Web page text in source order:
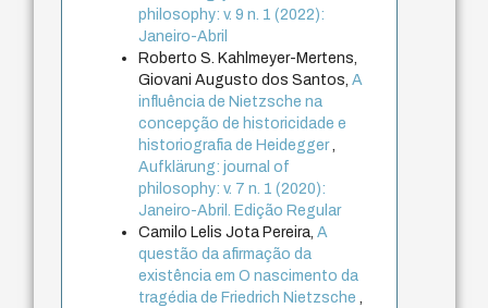
philosophy: v. 9 n. 1 (2022):
Janeiro-Abril
Roberto S. Kahlmeyer-Mertens,
Giovani Augusto dos Santos,A
influência de Nietzsche na
concepção de historicidade e
historiografia de Heidegger,
Aufklärung: journal of
philosophy: v. 7 n. 1 (2020):
Janeiro-Abril. Edição Regular
Camilo Lelis Jota Pereira,A
questão da afirmação da
existência em O nascimento da
tragédia de Friedrich Nietzsche,